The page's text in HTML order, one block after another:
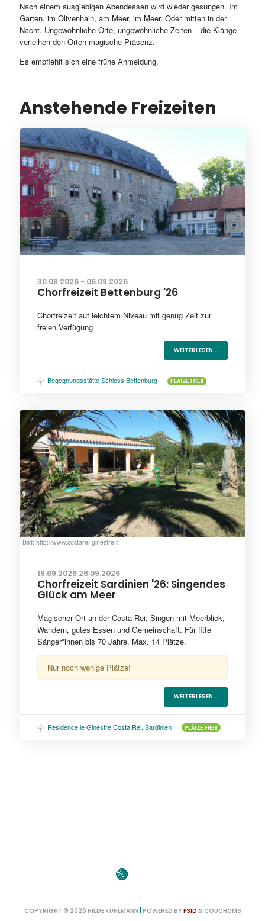
Nach einem ausgiebigen Abendessen wird wieder gesungen. Im
Garten, im Olivenhain, am Meer, im Meer. Oder mitten in der
Nacht. Ungewöhnliche Orte, ungewöhnliche Zeiten – die Klänge
verleihen den Orten magische Präsenz.
Es empfiehlt sich eine frühe Anmeldung.
Anstehende Freizeiten
30.08.2026 - 06.09.2026
Chorfreizeit Bettenburg '26
Chorfreizeit auf leichtem Niveau mit genug Zeit zur
freien Verfügung
WEITERLESEN...
Begegnungsstätte Schloss Bettenburg PLÄTZE FREI!
Bild: http://www.costarei-ginestre.it
19.09.2026 26.09.2026
Chorfreizeit Sardinien '26: Singendes
Glück am Meer
Magischer Ort an der Costa Rei: Singen mit Meerblick,
Wandern, gutes Essen und Gemeinschaft. Für fitte
Sänger*innen bis 70 Jahre. Max. 14 Plätze.
Nur noch wenige Plätze!
WEITERLESEN...
Residence le Ginestre Costa Rei, Sardinien PLÄTZE FREI!
COPYRIGHT © 2026 HILDE KUHLMANN POWERED BY FSID &COUCHCMS